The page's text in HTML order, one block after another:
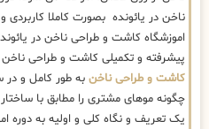
ناخن در یائونده بصورت کاملا
اموزشگاه کاشت و طراحی ناخن در
پیشرفته و تکمیلی کاشت و طراحی ناخن
کاشت و طراحی ناخن به طور کامل و
چگونه موهای مشتری را مطابق با
یک تعریف و نگاه کلی و اولیه به